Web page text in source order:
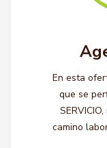
En esta
que se
camino